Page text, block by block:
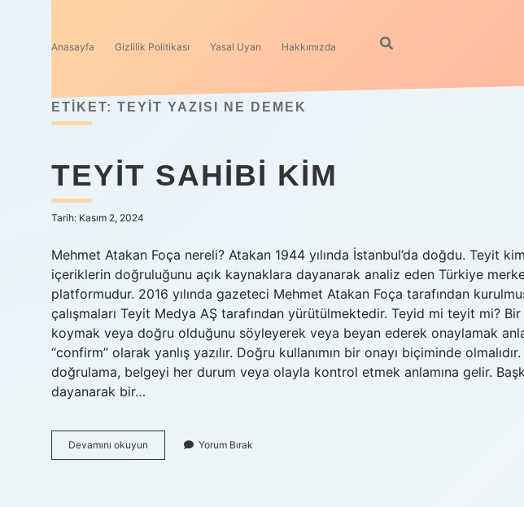
Anasayfa Gizlilik Politikası Yasal Uyarı Hakkımızda
ETIKET: TEYIT YAZISI NE DEMEK
TEYIT SAHIBI KIM
Tarih: Kasım 2, 2024
Mehmet Atakan Foça nereli? Atakan 1944 yılında İstanbul’da doğdu. Teyit
içeriklerin doğruluğunu açık kaynaklara dayanarak analiz eden Türkiye
platformudur. 2016 yılında gazeteci Mehmet Atakan Foça tarafından
çalışmaları Teyit Medya AŞ tarafından yürütülmektedir. Teyid mi teyit mi?
koymak veya doğru olduğunu söyleyerek veya beyan ederek onaylamak
“confirm” olarak yanlış yazılır. Doğru kullanımın bir onayı biçiminde
doğrulama, belgeyi her durum veya olayla kontrol etmek anlamına gelir.
dayanarak bir…
Devamını okuyun
Sahibi
Yorum Bırak